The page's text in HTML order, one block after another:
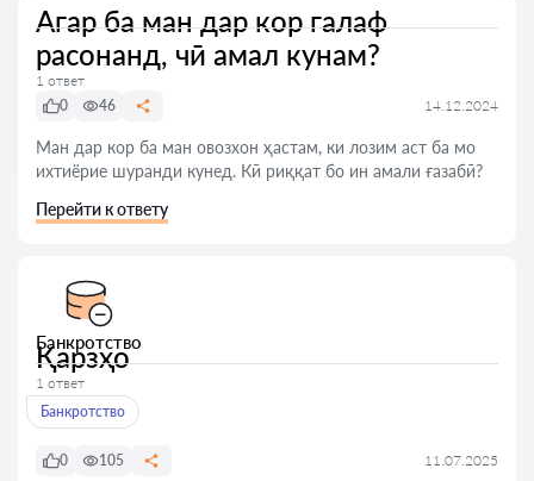
Агар ба ман дар кор галаф
расонанд, чӣ амал кунам?
1 ответ
0
46 14.12.2024
Ман дар кор ба ман овозхон ҳастам, ки лозим аст ба мо
ихтиёрие шуранди кунед. Кӣ риққат бо ин амали ғазабӣ?
Перейти к ответу
Банкротство
Қарзҳо
1 ответ
Банкротство
0 105 11.07.2025